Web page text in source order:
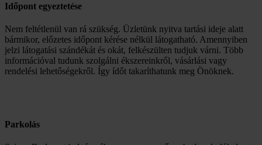
Időpont egyeztetése
Nem feltétlenül van rá szükség. Üzletünk nyitva tartási ideje alatt
bármikor, előzetes időpont kérése nélkül látogatható. Amennyiben
jelzi látogatási szándékát és okát, felkészülten tudjuk várni. Több
információval tudunk szolgálni ékszereinkről, vásárlási vagy
rendelési lehetőségekről. Így ídőt takaríthatunk meg Önöknek.
Parkolás